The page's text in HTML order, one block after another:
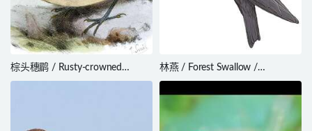
棕头穗鹛 / Rusty-crowned
Babbler / Sterrhoptilus capitalis
林燕 / Forest Swallow /
Petrochelidon fuliginosa